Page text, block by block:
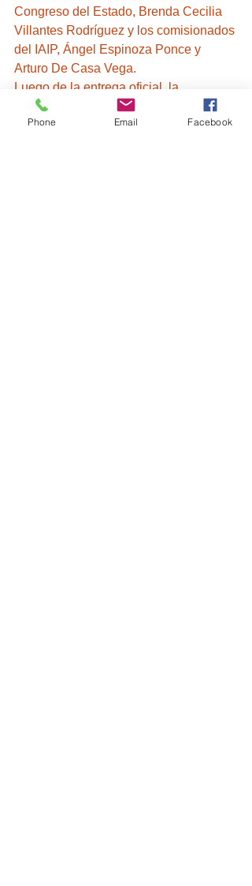
Congreso del Estado, Brenda Cecilia
Villantes Rodríguez y los comisionados
del IAIP, Ángel Espinoza Ponce y
Arturo De Casa Vega.
Luego de la entrega oficial, la
comisionada presidenta dio su informe
de actividades en el patio vitral del
Phone Email Facebook